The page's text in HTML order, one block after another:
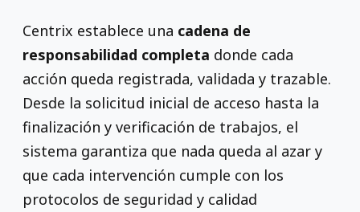
Centrix establece una cadena de
responsabilidad completa donde cada
acción queda registrada, validada y trazable.
Desde la solicitud inicial de acceso hasta la
finalización y verificación de trabajos, el
sistema garantiza que nada queda al azar y
que cada intervención cumple con los
protocolos de seguridad y calidad